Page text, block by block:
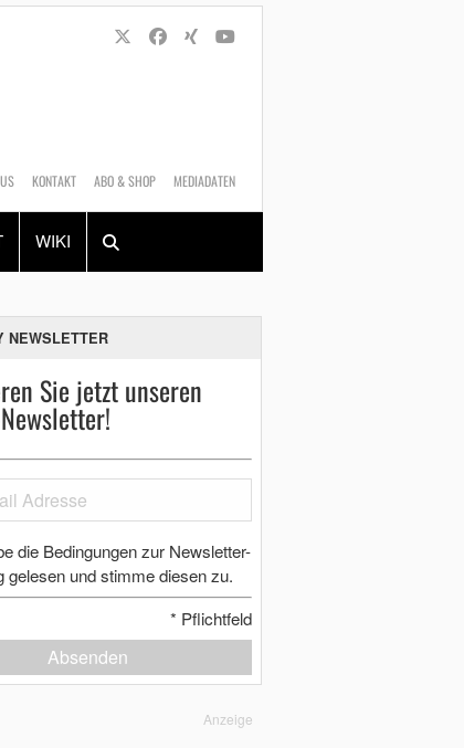
KONTAKT ABO & SHOP MEDIADATEN
WIKIShop
NEWSLETTER
Sie jetzt unseren
die Bedingungen zur Newsletter-
gelesen und stimme diesen zu.
* Pflichtfeld
Absenden
Anzeige